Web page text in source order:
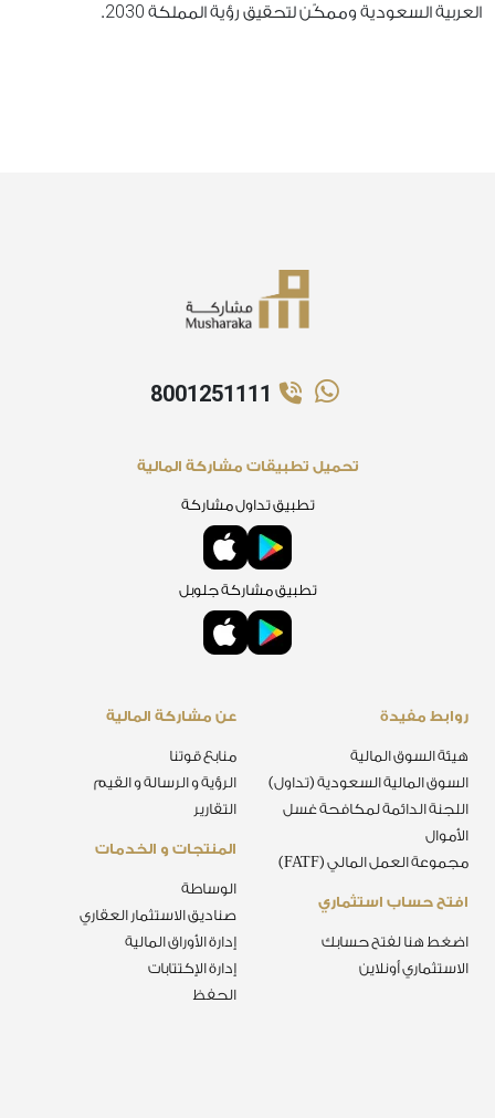
العربية السعودية وممكّن لتحقيق رؤية المملكة 2030
.
8001251111
المنتجات و الخدمات
الوساطة
صناديق الاستثمار العقاري
إدارة الأوراق المالية
إدارة الإكتتابات
الحفظ
عن مشاركة المالية
منابع قوتنا
الرؤية و الرسالة و القيم
التقارير
افتح حساب استثماري
اضغط هنا لفتح حسابك
الاستثماري أونلاين
روابط مفيدة
هيئة السوق المالية
السوق المالية السعودية (تداول)
اللجنة الدائمة لمكافحة غسل
الأموال
مجموعة العمل المالي (FATF)
تحميل تطبيقات مشاركة المالية
تطبيق تداول مشاركة
تطبيق مشاركة جلوبل